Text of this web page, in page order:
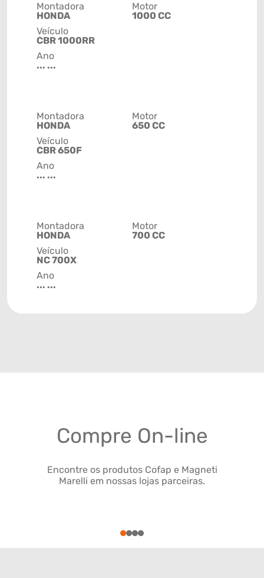
Montadora
HONDA
Veículo
CBR 1000RR
Ano
... ...
Motor
1000 CC
Montadora
HONDA
Veículo
CBR 650F
Ano
... ...
Motor
650 CC
Montadora
HONDA
Veículo
NC 700X
Ano
... ...
Motor
700 CC
Compre On-line
Encontre os produtos Cofap e Magneti
Marelli em nossas lojas parceiras.
1234